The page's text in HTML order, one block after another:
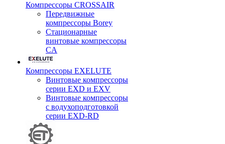
Компрессоры CROSSAIR
Передвижные
компрессоры Borey
Стационарные
винтовые компрессоры
CA
Компрессоры EXELUTE
Винтовые компрессоры
серии EXD и EXV
Винтовые компрессоры
с водухоподготовкой
серии EXD-RD